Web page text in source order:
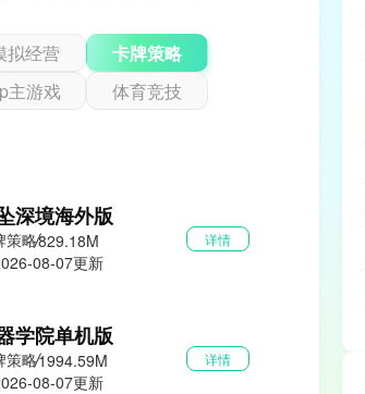
拟经营
卡牌策略
主游戏
体育竞技
深境海外版
策略829.18M
08-07更新
详情
学院单机版
策略1994.59M
08-07更新
详情